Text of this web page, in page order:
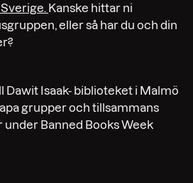
Kanske hittar ni
eller så har du och din
Dawit Isaak- biblioteket i Malmö
grupper och tillsammans
Banned Books Week